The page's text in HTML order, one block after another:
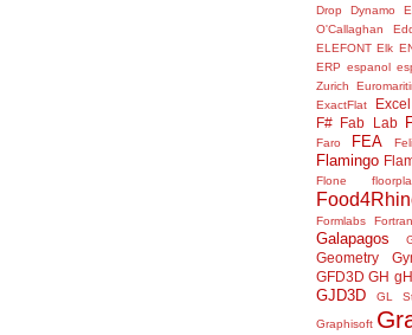
Drop
Dynamo
O'Callaghan
ELEFONT Elk
ERP espanol
Zurich
ExactFlat Excel
F# Fab Lab
Faro
FEA
Flamingo
Flone
Formlabs
Fortran
Galapagos
Geometry
GFD3D GH
GJD3D GL
Graphisoft